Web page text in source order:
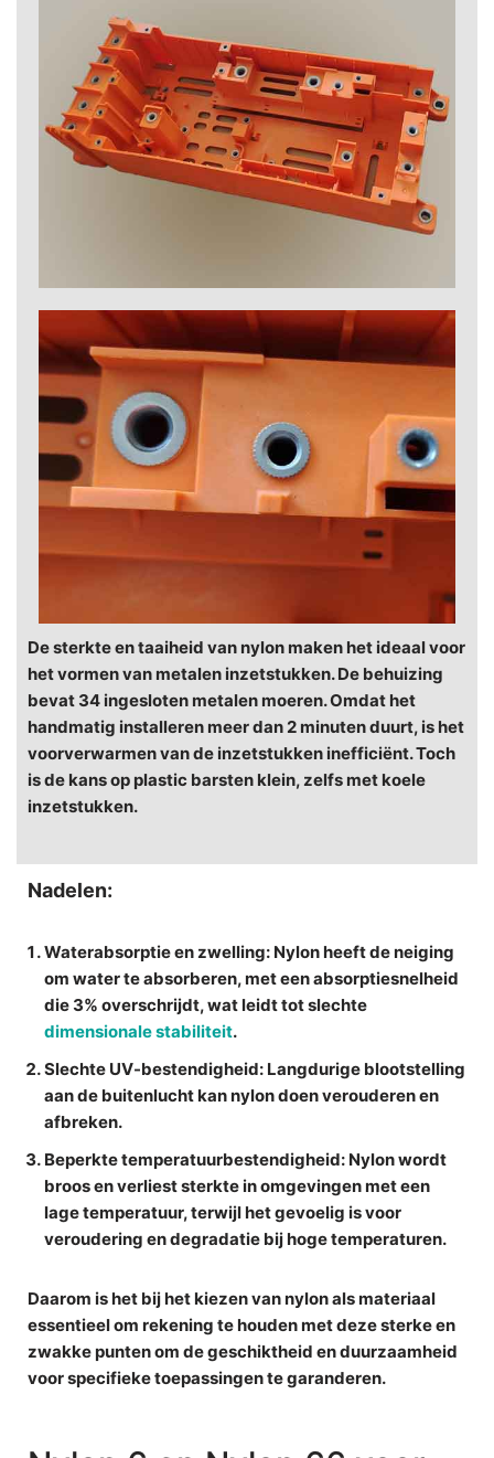
De sterkte en taaiheid van nylon maken het ideaal voor
het vormen van metalen inzetstukken. De behuizing
bevat 34 ingesloten metalen moeren. Omdat het
handmatig installeren meer dan 2 minuten duurt, is het
voorverwarmen van de inzetstukken inefficiënt. Toch
is de kans op plastic barsten klein, zelfs met koele
inzetstukken.
Nadelen:
Waterabsorptie en zwelling: Nylon heeft de neiging
om water te absorberen, met een absorptiesnelheid
die 3% overschrijdt, wat leidt tot slechte
dimensionale stabiliteit.
Slechte UV-bestendigheid: Langdurige blootstelling
aan de buitenlucht kan nylon doen verouderen en
afbreken.
Beperkte temperatuurbestendigheid: Nylon wordt
broos en verliest sterkte in omgevingen met een
lage temperatuur, terwijl het gevoelig is voor
veroudering en degradatie bij hoge temperaturen.
Daarom is het bij het kiezen van nylon als materiaal
essentieel om rekening te houden met deze sterke en
zwakke punten om de geschiktheid en duurzaamheid
voor specifieke toepassingen te garanderen.